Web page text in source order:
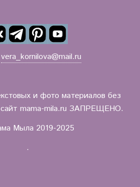
vera_kornilova@mail.ru
и фото материалов без
сайт mama-mila.ru ЗАПРЕЩЕНО.
Мыла 2019-2025
.